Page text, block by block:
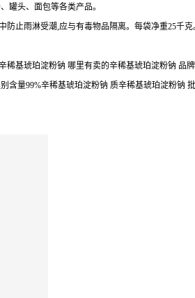
罐头、面包等各类产品。
止雨淋受潮,应与有毒物品隔离。每袋净重25千克
基琥珀淀粉钠 哪里有卖的辛稀基琥珀淀粉钠
含量99%辛稀基琥珀淀粉钠 质辛稀基琥珀淀粉